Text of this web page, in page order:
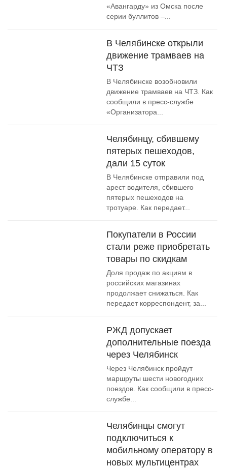
«Авангарду» из Омска после
серии буллитов –...
В Челябинске открыли
движение трамваев на
ЧТЗ
В Челябинске возобновили
движение трамваев на ЧТЗ. Как
сообщили в пресс-службе
«Организатора...
Челябинцу, сбившему
пятерых пешеходов,
дали 15 суток
В Челябинске отправили под
арест водителя, сбившего
пятерых пешеходов на
тротуаре. Как передает...
Покупатели в России
стали реже приобретать
товары по скидкам
Доля продаж по акциям в
российских магазинах
продолжает снижаться. Как
передает корреспондент, за...
РЖД допускает
дополнительные поезда
через Челябинск
Через Челябинск пройдут
маршруты шести новогодних
поездов. Как сообщили в пресс-
службе...
Челябинцы смогут
подключиться к
мобильному оператору в
новых мультицентрах